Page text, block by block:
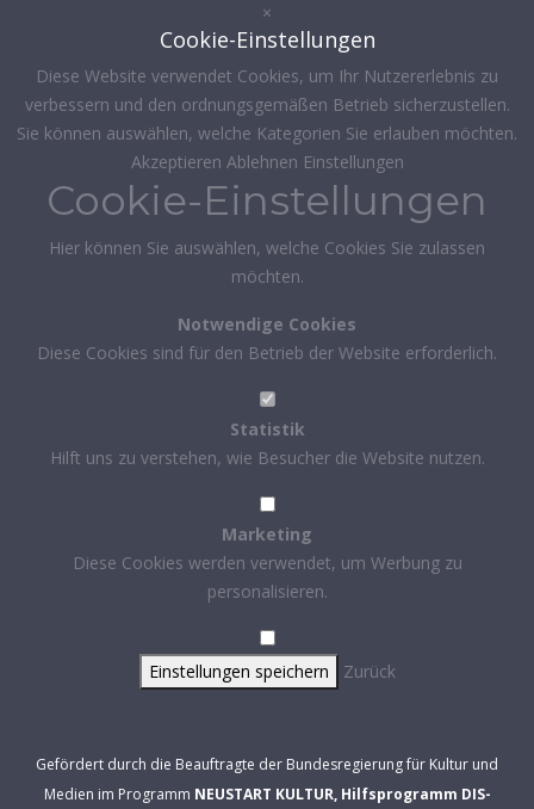
×
Cookie-Einstellungen
Diese Website verwendet Cookies, um Ihr Nutzererlebnis zu
verbessern und den ordnungsgemäßen Betrieb sicherzustellen.
Sie können auswählen, welche Kategorien Sie erlauben möchten.
Akzeptieren Ablehnen Einstellungen
Cookie-Einstellungen
Hier können Sie auswählen, welche Cookies Sie zulassen
möchten.
Notwendige Cookies
Diese Cookies sind für den Betrieb der Website erforderlich.
Statistik
Hilft uns zu verstehen, wie Besucher die Website nutzen.
Marketing
Diese Cookies werden verwendet, um Werbung zu
personalisieren.
Einstellungen speichern Zurück
Gefördert durch die Beauftragte der Bundesregierung für Kultur und
Medien im Programm NEUSTART KULTUR, Hilfsprogramm DIS-